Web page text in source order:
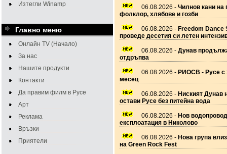
Изтегли Winamp
Главно меню
Онлайн TV (Начало)
За нас
Нашите продукти
Контакти
Да правим филм в Русе
Арт
Реклама
Връзки
Приятели
06.08.2026 - Чилнов кани на
фолклор, хлябове и гозби
06.08.2026 - Freedom Dance
проведе десетия си летен
06.08.2026 - Дунав
отдръпва
06.08.2026 - РИОСВ - Русе с
месец
06.08.2026 - Ниският Дунав
остави Русе без питейна вода
06.08.2026 - Нов
експлоатация в Николово
06.08.2026 - Нова група
на Green Rock Fest